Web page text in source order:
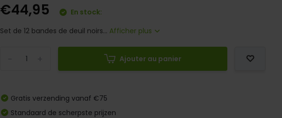
€44,95
En stock:
Set de 12 bandes de deuil noirs... Afficher plus
Ajouter au panier
Gratis verzending vanaf €75
Standaard de scherpste prijzen